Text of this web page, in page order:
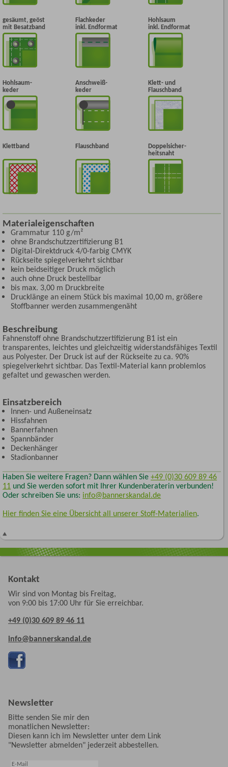
gesäumt, geöst
mit Besatzband
Flachkeder
inkl. Endformat
Hohlsaum
inkl. Endformat
Hohlsaum-
keder
Anschweiß-
keder
Klett- und
Flauschband
Klettband Flauschband
Doppelsicher-
heitsnaht
Materialeigenschaften
Grammatur 110 g/m²
ohne Brandschutzzertifizierung B1
Digital-Direktdruck 4/0-farbig CMYK
Rückseite spiegelverkehrt sichtbar
kein beidseitiger Druck möglich
auch ohne Druck bestellbar
bis max. 3,00 m Druckbreite
Drucklänge an einem Stück bis maximal 10,00 m, größere
Stoffbanner werden zusammengenäht
Beschreibung
Fahnenstoff ohne Brandschutzzertifizierung B1 ist ein
transparentes, leichtes und gleichzeitig widerstandsfähiges Textil
aus Polyester. Der Druck ist auf der Rückseite zu ca. 90%
spiegelverkehrt sichtbar. Das Textil-Material kann problemlos
gefaltet und gewaschen werden.
Einsatzbereich
Innen- und Außeneinsatz
Hissfahnen
Bannerfahnen
Spannbänder
Deckenhänger
Stadionbanner
Haben Sie weitere Fragen? Dann wählen Sie+49 (0)30 609 89 46
11 und Sie werden sofort mit Ihrer Kundenberaterin verbunden!
Oder schreiben Sie uns: info@bannerskandal.de
Hier finden Sie eine Übersicht all unserer Stoff-Materialien.
Kontakt
Wir sind von Montag bis Freitag,
von 9:00 bis 17:00 Uhr für Sie erreichbar.
+49 (0)30 609 89 46 11
info@bannerskandal.de
Newsletter
Bitte senden Sie mir den
monatlichen Newsletter:
Diesen kann ich im Newsletter unter dem Link
"Newsletter abmelden" jederzeit abbestellen.